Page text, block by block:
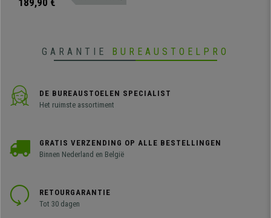
189,90 €
GARANTIE BUREAUSTOELPRO
DE BUREAUSTOELEN SPECIALIST
Het ruimste assortiment
GRATIS VERZENDING OP ALLE BESTELLINGEN
Binnen Nederland en België
RETOURGARANTIE
Tot 30 dagen